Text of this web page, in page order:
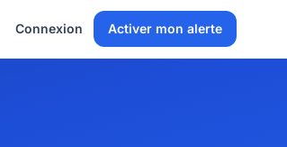
Connexion Activer mon alerte